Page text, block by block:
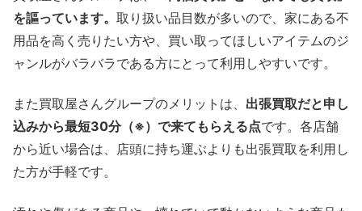
を謳っています。 取り扱い品目数が多いので、家にある不
用品を高く売りたい方や、買い取ってほしいアイテムのジ
ャンルがバラバラである方にとって利用しやすいです。
また買取屋さんグループのメリットは、 出張買取だと申し
込みから最短30分（※）で来てもらえる点です。各店舗
から近い場合は、店頭に持ち運ぶよりも出張買取を利用し
た方が手軽です。